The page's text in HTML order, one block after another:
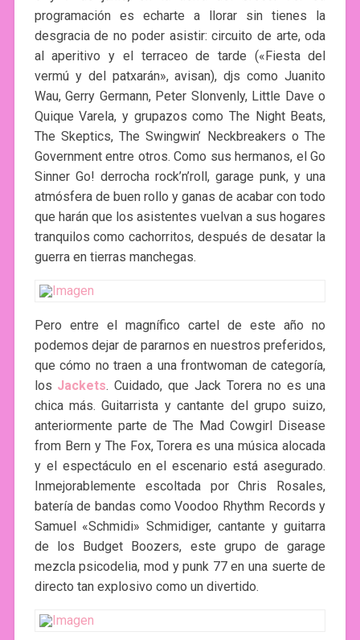
programación es echarte a llorar sin tienes la
desgracia de no poder asistir: circuito de arte, oda
al aperitivo y el terraceo de tarde («Fiesta del
vermú y del patxarán», avisan), djs como Juanito
Wau, Gerry Germann, Peter Slonvenly, Little Dave o
Quique Varela, y grupazos como The Night Beats,
The Skeptics, The Swingwin’ Neckbreakers o The
Government entre otros. Como sus hermanos, el Go
Sinner Go! derrocha rock’n’roll, garage punk, y una
atmósfera de buen rollo y ganas de acabar con todo
que harán que los asistentes vuelvan a sus hogares
tranquilos como cachorritos, después de desatar la
guerra en tierras manchegas.
Pero entre el magnífico cartel de este año no
podemos dejar de pararnos en nuestros preferidos,
que cómo no traen a una frontwoman de categoría,
los Jackets. Cuidado, que Jack Torera no es una
chica más. Guitarrista y cantante del grupo suizo,
anteriormente parte de The Mad Cowgirl Disease
from Bern y The Fox, Torera es una música alocada
y el espectáculo en el escenario está asegurado.
Inmejorablemente escoltada por Chris Rosales,
batería de bandas como Voodoo Rhythm Records y
Samuel «Schmidi» Schmidiger, cantante y guitarra
de los Budget Boozers, este grupo de garage
mezcla psicodelia, mod y punk 77 en una suerte de
directo tan explosivo como un divertido.